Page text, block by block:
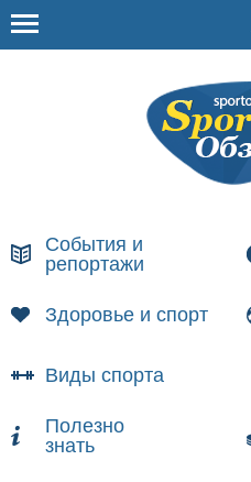
События и
репортажи
Здоровье и спорт
Виды спорта
Полезно
знать